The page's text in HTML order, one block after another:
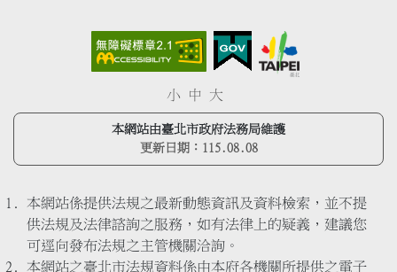
小 中 大
本網站由臺北市政府法務局維護
更新日期： 115.08.08
本網站係提供法規之最新動態資訊及資料檢索，並不提
供法規及法律諮詢之服務，如有法律上的疑義，建議您
可逕向發布法規之主管機關洽詢。
本網站之臺北市法規資料係由本府各機關所提供之電子